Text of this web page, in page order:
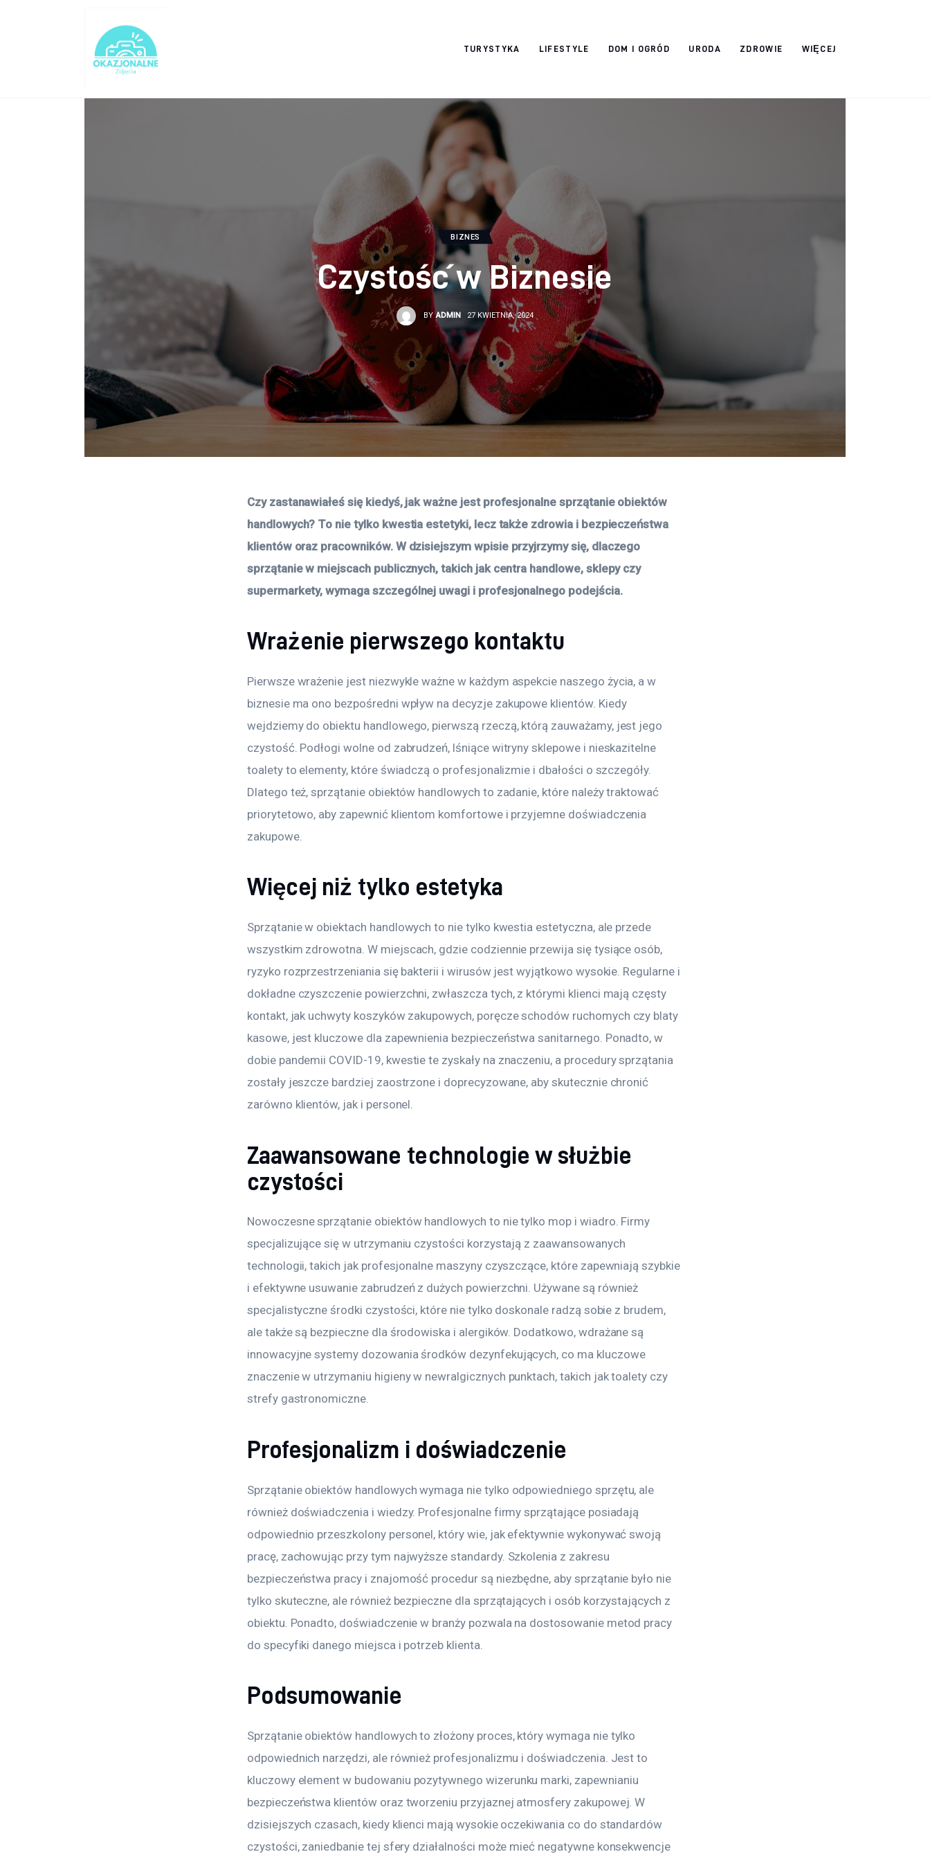
TURYSTYKA LIFESTYLE DOM I OGRÓD URODA ZDROWIE WIĘCEJ
okazjonalne-
BIZNES
Czystość w Biznesie
BY ADMIN 27 KWIETNIA, 2024
Czy zastanawiałeś się kiedyś, jak ważne jest profesjonalne sprzątanie obiektów
handlowych? To nie tylko kwestia estetyki, lecz także zdrowia i bezpieczeństwa
klientów oraz pracowników. W dzisiejszym wpisie przyjrzymy się, dlaczego
sprzątanie w miejscach publicznych, takich jak centra handlowe, sklepy czy
supermarkety, wymaga szczególnej uwagi i profesjonalnego podejścia.
Wrażenie pierwszego kontaktu
Pierwsze wrażenie jest niezwykle ważne w każdym aspekcie naszego życia, a w
biznesie ma ono bezpośredni wpływ na decyzje zakupowe klientów. Kiedy
wejdziemy do obiektu handlowego, pierwszą rzeczą, którą zauważamy, jest jego
czystość. Podłogi wolne od zabrudzeń, lśniące witryny sklepowe i nieskazitelne
toalety to elementy, które świadczą o profesjonalizmie i dbałości o szczegóły.
Dlatego też, sprzątanie obiektów handlowych to zadanie, które należy traktować
priorytetowo, aby zapewnić klientom komfortowe i przyjemne doświadczenia
zakupowe.
Więcej niż tylko estetyka
Sprzątanie w obiektach handlowych to nie tylko kwestia estetyczna, ale przede
wszystkim zdrowotna. W miejscach, gdzie codziennie przewija się tysiące osób,
ryzyko rozprzestrzeniania się bakterii i wirusów jest wyjątkowo wysokie. Regularne i
dokładne czyszczenie powierzchni, zwłaszcza tych, z którymi klienci mają częsty
kontakt, jak uchwyty koszyków zakupowych, poręcze schodów ruchomych czy blaty
kasowe, jest kluczowe dla zapewnienia bezpieczeństwa sanitarnego. Ponadto, w
dobie pandemii COVID-19, kwestie te zyskały na znaczeniu, a procedury sprzątania
zostały jeszcze bardziej zaostrzone i doprecyzowane, aby skutecznie chronić
zarówno klientów, jak i personel.
Zaawansowane technologie w służbie
czystości
Nowoczesne sprzątanie obiektów handlowych to nie tylko mop i wiadro. Firmy
specjalizujące się w utrzymaniu czystości korzystają z zaawansowanych
technologii, takich jak profesjonalne maszyny czyszczące, które zapewniają szybkie
i efektywne usuwanie zabrudzeń z dużych powierzchni. Używane są również
specjalistyczne środki czystości, które nie tylko doskonale radzą sobie z brudem,
ale także są bezpieczne dla środowiska i alergików. Dodatkowo, wdrażane są
innowacyjne systemy dozowania środków dezynfekujących, co ma kluczowe
znaczenie w utrzymaniu higieny w newralgicznych punktach, takich jak toalety czy
strefy gastronomiczne.
Profesjonalizm i doświadczenie
Sprzątanie obiektów handlowych wymaga nie tylko odpowiedniego sprzętu, ale
również doświadczenia i wiedzy. Profesjonalne firmy sprzątające posiadają
odpowiednio przeszkolony personel, który wie, jak efektywnie wykonywać swoją
pracę, zachowując przy tym najwyższe standardy. Szkolenia z zakresu
bezpieczeństwa pracy i znajomość procedur są niezbędne, aby sprzątanie było nie
tylko skuteczne, ale również bezpieczne dla sprzątających i osób korzystających z
obiektu. Ponadto, doświadczenie w branży pozwala na dostosowanie metod pracy
do specyfiki danego miejsca i potrzeb klienta.
Podsumowanie
Sprzątanie obiektów handlowych to złożony proces, który wymaga nie tylko
odpowiednich narzędzi, ale również profesjonalizmu i doświadczenia. Jest to
kluczowy element w budowaniu pozytywnego wizerunku marki, zapewnianiu
bezpieczeństwa klientów oraz tworzeniu przyjaznej atmosfery zakupowej. W
dzisiejszych czasach, kiedy klienci mają wysokie oczekiwania co do standardów
czystości, zaniedbanie tej sfery działalności może mieć negatywne konsekwencje